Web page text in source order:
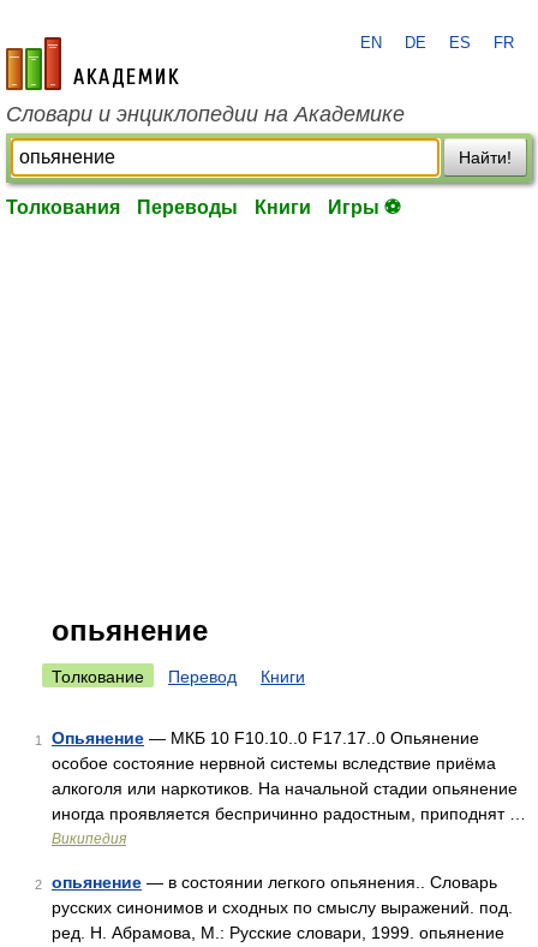
academic.ru
EN DE ES FR
Словари и энциклопедии на Академике
Найти!
Толкования Переводы Книги Игры ⚽
опьянение
Толкование Перевод Книги
1 Опьянение — МКБ 10 F10.10..0 F17.17..0 Опьянение
особое состояние нервной системы вследствие приёма
алкоголя или наркотиков. На начальной стадии опьянение
иногда проявляется беспричинно радостным, приподнят …
Википедия
2 опьянение — в состоянии легкого опьянения.. Словарь
русских синонимов и сходных по смыслу выражений. под.
ред. Н. Абрамова, М.: Русские словари, 1999. опьянение